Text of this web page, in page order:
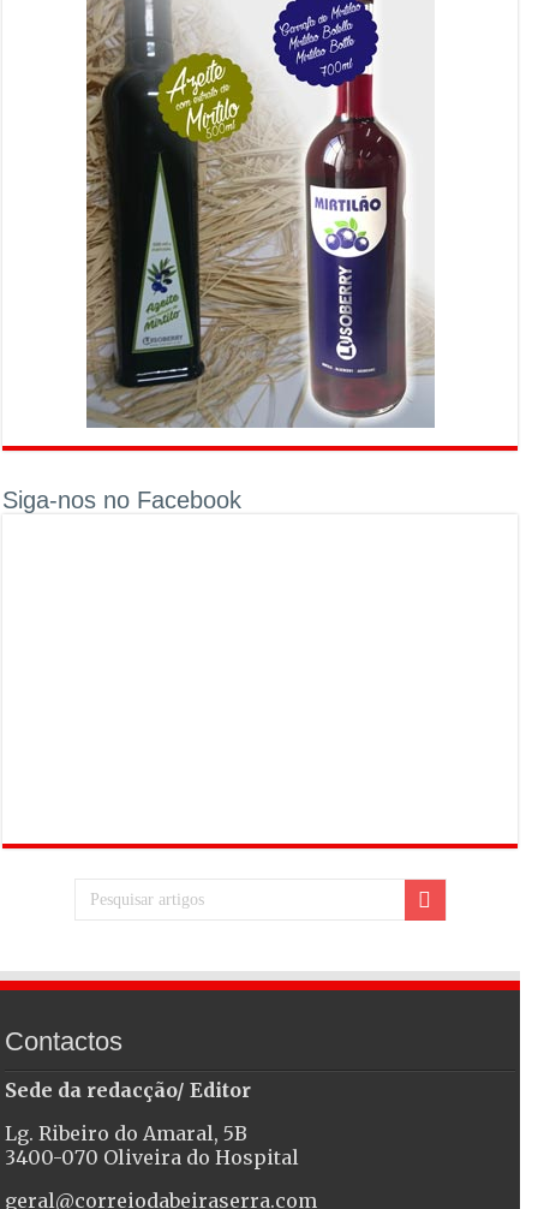
Siga-nos no Facebook
Contactos
Sede da redacção/ Editor
Lg. Ribeiro do Amaral, 5B
3400-070 Oliveira do Hospital
geral@correiodabeiraserra.com